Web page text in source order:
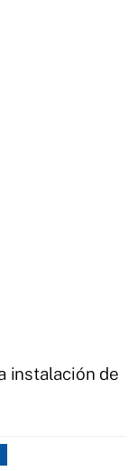
instalación de